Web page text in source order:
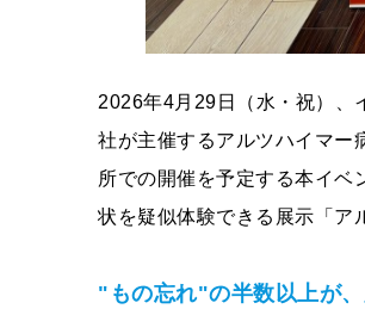
2026年4月29日（水・祝）、
社が主催するアルツハイマー
所での開催を予定する本イベ
状を疑似体験できる展示「ア
"もの忘れ"の半数以上が